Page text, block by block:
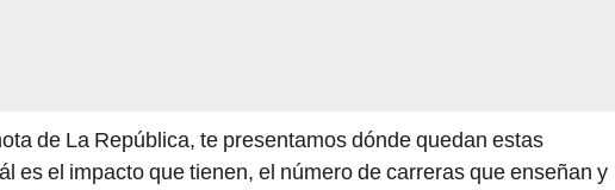
de La República, te presentamos dónde quedan estas
es el impacto que tienen, el número de carreras que enseñan y